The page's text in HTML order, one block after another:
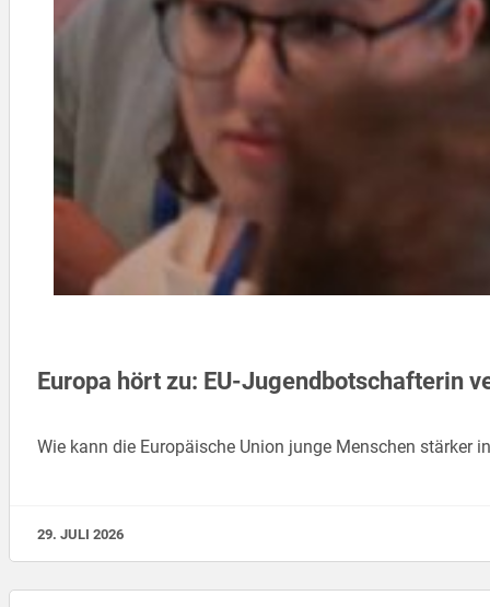
Europa hört zu: EU-Jugendbotschafterin
Wie kann die Europäische Union junge Menschen
29. JULI 2026